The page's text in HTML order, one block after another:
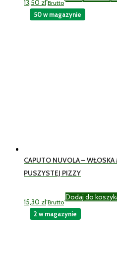
13,50 zł Brutto
CAPUTO NUVOLA – WŁOSKA
PUSZYSTEJ PIZZY
15,30 zł Brutto
Dodaj do
50 w magazynie
2 w magazynie